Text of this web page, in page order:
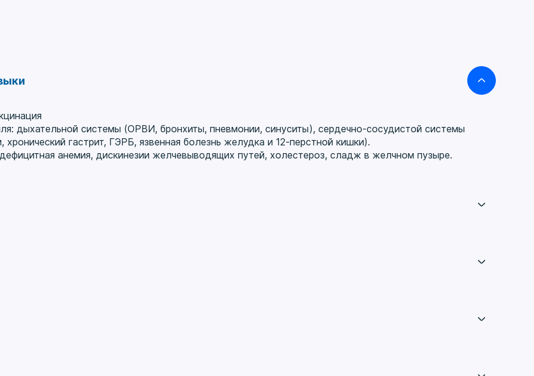
повышаю свой профессиональный уровень и знания. Систематически
дыхательной системы (ОРВИ, бронхиты, пневмонии, синуситы), сердечно-сосудистой системы
гастрит, ГЭРБ, язвенная болезнь желудка и 12-перстной кишки).
анемия, дискинезии желчевыводящих путей, холестероз, сладж в желчном пузыре.